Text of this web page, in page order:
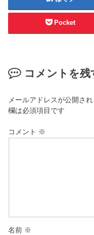
Pocket
コメントを残
メールアドレスが公開さ
欄は必須項目です
コメント ※
名前 ※